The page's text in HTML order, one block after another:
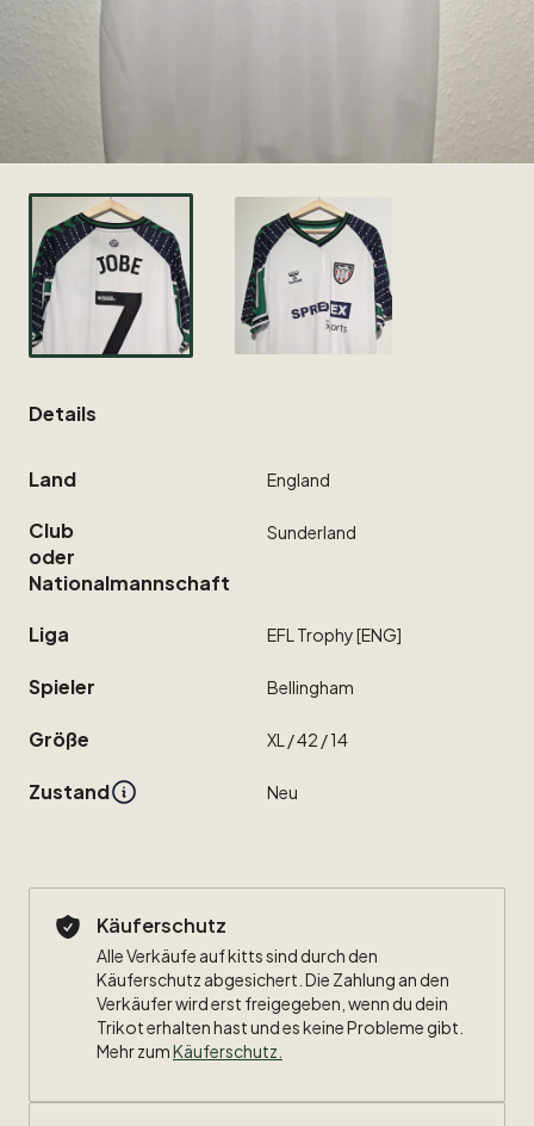
Details
Land England
Club
oder
Nationalmannschaft
Sunderland
Liga EFL Trophy[ENG]
Spieler Bellingham
Größe XL ​/​42 ​/​14
Zustand Neu
Käuferschutz
Alle Verkäufe auf kitts sind durch den
Käuferschutz abgesichert. Die Zahlung an den
Verkäufer wird erst freigegeben, wenn du dein
Trikot erhalten hast und es keine Probleme gibt.
Mehr zumKäuferschutz